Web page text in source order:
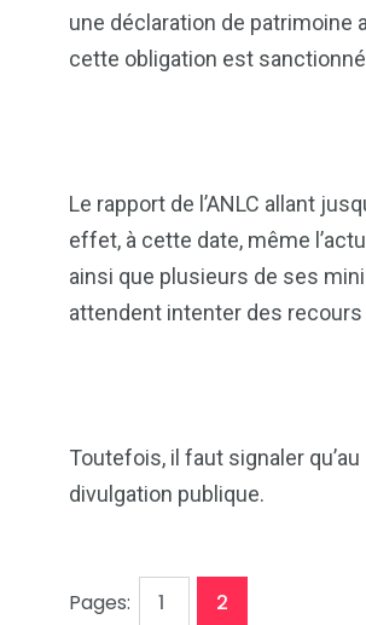
une déclaration de patrimoine
cette obligation est
Le rapport de l’ANLC allant
effet, à cette date, même
ainsi que plusieurs de ses
attendent intenter des
Toutefois, il faut signaler
divulgation publique.
Pages: Page
1 Page
2
& astuces Une